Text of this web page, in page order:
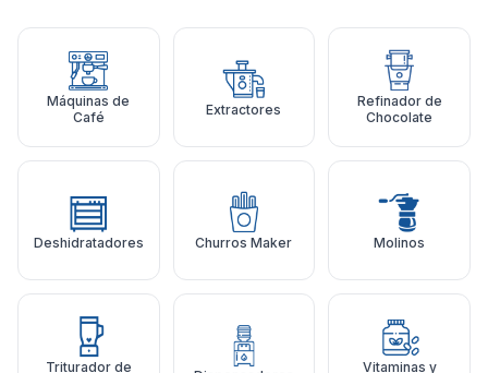
Máquinas de
Café
Extractores
Refinador de
Chocolate
Deshidratadores Churros Maker Molinos
Triturador de
Vitaminas y